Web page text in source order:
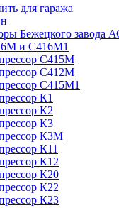
для гаража
Бежецкого завода
и С416М1
С415М
С412М
С415М1
К1
К2
К3
К3М
К11
К12
К20
К22
К23